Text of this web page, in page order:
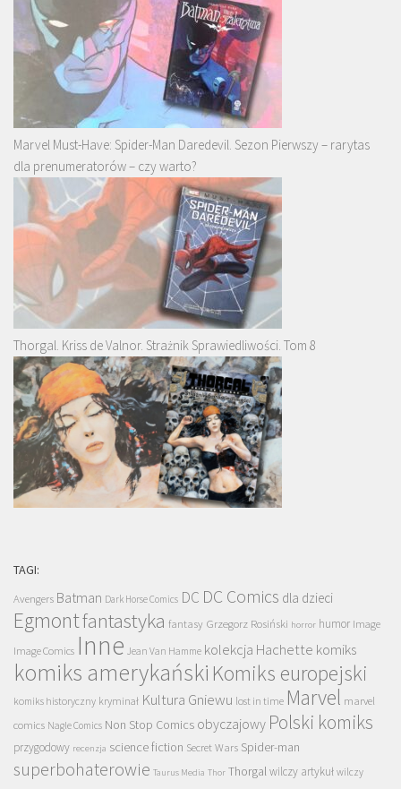
Marvel Must-Have: Spider-Man Daredevil. Sezon Pierwszy – rarytas
dla prenumeratorów – czy warto?
Thorgal. Kriss de Valnor. Strażnik Sprawiedliwości. Tom 8
TAGI:
Avengers Batman Dark Horse Comics DC DC Comics dla dzieci
Egmontfantastyka fantasy Grzegorz Rosiński horror humor Image
Image Comics Inne Jean Van Hamme kolekcja Hachette komiks
komiks amerykański Komiks europejski
komiks historyczny kryminał Kultura Gniewu lost in time Marvel marvel
comics Nagle Comics Non Stop Comics obyczajowy Polski komiks
przygodowy recenzja science fiction Secret Wars Spider-man
superbohaterowie Taurus Media Thor Thorgalwilczy artykuł wilczy